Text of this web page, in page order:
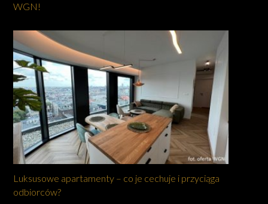
WGN!
Luksusowe apartamenty – co je cechuje i przyciąga
odbiorców?